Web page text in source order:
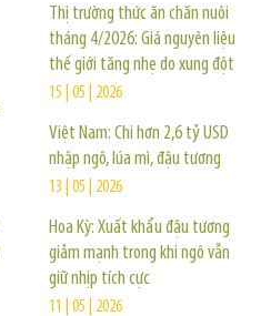
Thị trường thức ăn chăn nuôi
tháng 4/2026: Giá nguyên liệu
thế giới tăng nhẹ do xung đột
15 | 05 | 2026
Việt Nam: Chi hơn 2,6 tỷ USD
nhập ngô, lúa mì, đậu tương
13 | 05 | 2026
Hoa Kỳ: Xuất khẩu đậu tương
giảm mạnh trong khi ngô vẫn
giữ nhịp tích cực
11 | 05 | 2026